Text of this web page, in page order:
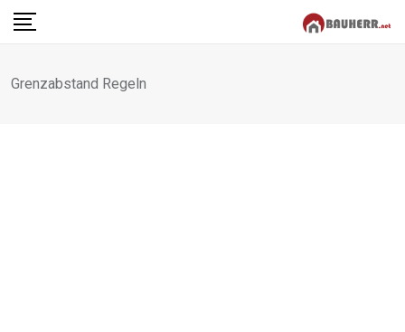
Skip
Grenzabstand Regeln